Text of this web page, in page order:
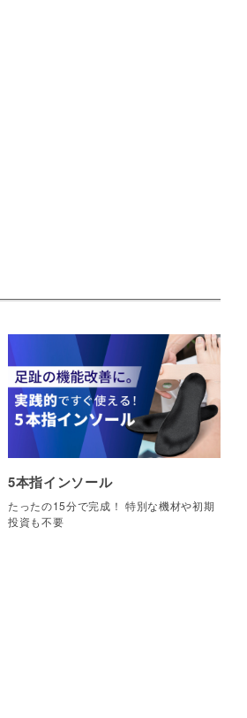
5本指インソール
たったの15分で完成！ 特別な機材や初期
投資も不要